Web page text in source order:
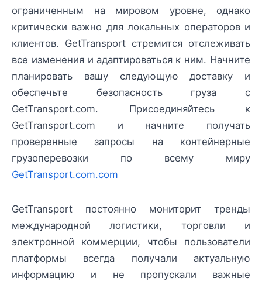
ограниченным на мировом уровне, однако
критически важно для локальных операторов и
клиентов. GetTransport стремится отслеживать
все изменения и адаптироваться к ним. Начните
планировать вашу следующую доставку и
обеспечьте безопасность груза с
GetTransport.com. Присоединяйтесь к
GetTransport.com и начните получать
проверенные запросы на контейнерные
грузоперевозки по всему миру
GetTransport.com.com
GetTransport постоянно мониторит тренды
международной логистики, торговли и
электронной коммерции, чтобы пользователи
платформы всегда получали актуальную
информацию и не пропускали важные